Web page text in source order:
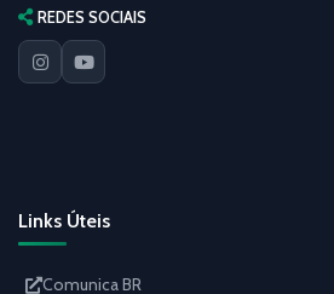
REDES SOCIAIS
Links Úteis
Comunica BR